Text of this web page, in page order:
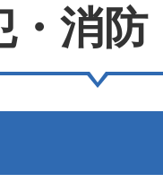
・消防